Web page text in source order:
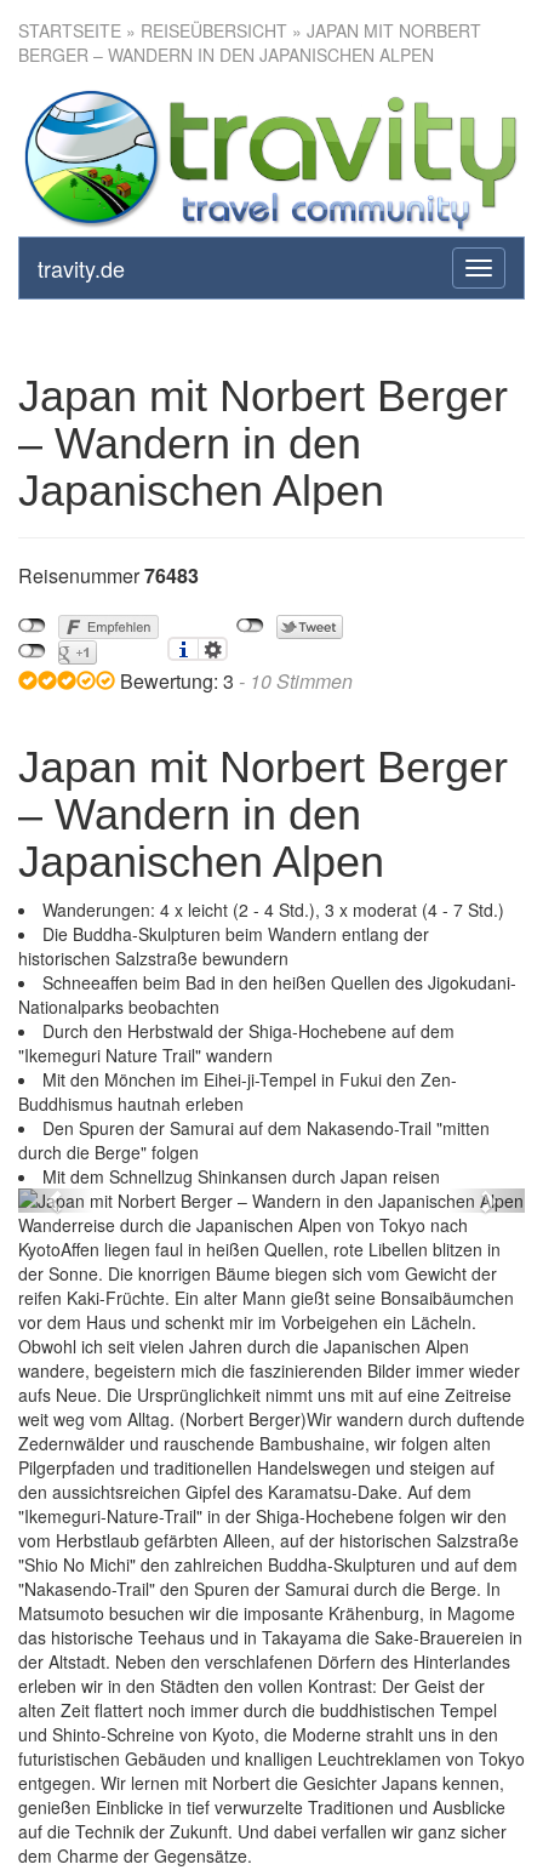
STARTSEITE » REISEÜBERSICHT » JAPAN MIT NORBERT
BERGER – WANDERN IN DEN JAPANISCHEN ALPEN
toggle
travity.de
Japan mit Norbert Berger –
Wandern in den Japanischen
Alpen
Japan mit Norbert Berger
– Wandern in den
Japanischen Alpen
Reisenummer76483
Bewertung: 3 - 10Stimmen
Japan mit Norbert Berger
– Wandern in den
Japanischen Alpen
Wanderungen: 4 x leicht (2 - 4 Std.), 3 x moderat (4 - 7 Std.)
Die Buddha-Skulpturen beim Wandern entlang der
historischen Salzstraße bewundern
Schneeaffen beim Bad in den heißen Quellen des Jigokudani-
Nationalparks beobachten
Durch den Herbstwald der Shiga-Hochebene auf dem
"Ikemeguri Nature Trail" wandern
Mit den Mönchen im Eihei-ji-Tempel in Fukui den Zen-
Buddhismus hautnah erleben
Den Spuren der Samurai auf dem Nakasendo-Trail "mitten
durch die Berge" folgen
Mit dem Schnellzug Shinkansen durch Japan reisen
Japan mit Norbert Berger – Wandern in den
Previous Next
Wanderreise durch die Japanischen Alpen von Tokyo nach
KyotoAffen liegen faul in heißen Quellen, rote Libellen blitzen in
der Sonne. Die knorrigen Bäume biegen sich vom Gewicht der
reifen Kaki-Früchte. Ein alter Mann gießt seine Bonsaibäumchen
vor dem Haus und schenkt mir im Vorbeigehen ein Lächeln.
Obwohl ich seit vielen Jahren durch die Japanischen Alpen
wandere, begeistern mich die faszinierenden Bilder immer wieder
aufs Neue. Die Ursprünglichkeit nimmt uns mit auf eine Zeitreise
weit weg vom Alltag. (Norbert Berger)Wir wandern durch duftende
Zedernwälder und rauschende Bambushaine, wir folgen alten
Pilgerpfaden und traditionellen Handelswegen und steigen auf
den aussichtsreichen Gipfel des Karamatsu-Dake. Auf dem
"Ikemeguri-Nature-Trail" in der Shiga-Hochebene folgen wir den
vom Herbstlaub gefärbten Alleen, auf der historischen Salzstraße
"Shio No Michi" den zahlreichen Buddha-Skulpturen und auf dem
"Nakasendo-Trail" den Spuren der Samurai durch die Berge. In
Matsumoto besuchen wir die imposante Krähenburg, in Magome
das historische Teehaus und in Takayama die Sake-Brauereien in
der Altstadt. Neben den verschlafenen Dörfern des Hinterlandes
erleben wir in den Städten den vollen Kontrast: Der Geist der
alten Zeit flattert noch immer durch die buddhistischen Tempel
und Shinto-Schreine von Kyoto, die Moderne strahlt uns in den
futuristischen Gebäuden und knalligen Leuchtreklamen von Tokyo
entgegen. Wir lernen mit Norbert die Gesichter Japans kennen,
genießen Einblicke in tief verwurzelte Traditionen und Ausblicke
auf die Technik der Zukunft. Und dabei verfallen wir ganz sicher
dem Charme der Gegensätze.